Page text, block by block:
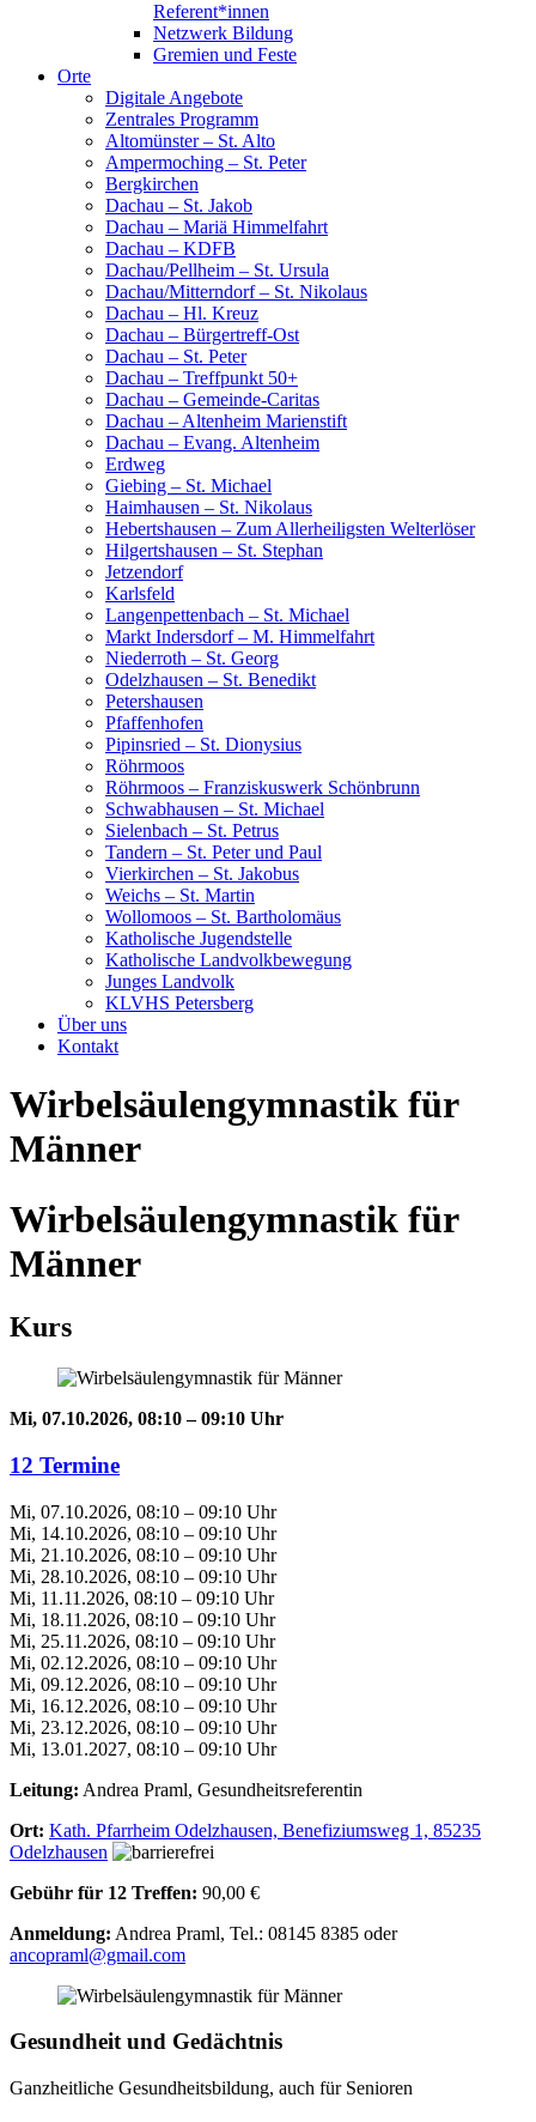
Referent*innen
Netzwerk Bildung
Gremien und Feste
Orte
Digitale Angebote
Zentrales Programm
Altomünster – St. Alto
Ampermoching – St. Peter
Bergkirchen
Dachau – St. Jakob
Dachau – Mariä Himmelfahrt
Dachau – KDFB
Dachau/Pellheim – St. Ursula
Dachau/Mitterndorf – St. Nikolaus
Dachau – Hl. Kreuz
Dachau – Bürgertreff-Ost
Dachau – St. Peter
Dachau – Treffpunkt 50+
Dachau – Gemeinde-Caritas
Dachau – Altenheim Marienstift
Dachau – Evang. Altenheim
Erdweg
Giebing – St. Michael
Haimhausen – St. Nikolaus
Hebertshausen – Zum Allerheiligsten Welterlöser
Hilgertshausen – St. Stephan
Jetzendorf
Karlsfeld
Langenpettenbach – St. Michael
Markt Indersdorf – M. Himmelfahrt
Niederroth – St. Georg
Odelzhausen – St. Benedikt
Petershausen
Pfaffenhofen
Pipinsried – St. Dionysius
Röhrmoos
Röhrmoos – Franziskuswerk Schönbrunn
Schwabhausen – St. Michael
Sielenbach – St. Petrus
Tandern – St. Peter und Paul
Vierkirchen – St. Jakobus
Weichs – St. Martin
Wollomoos – St. Bartholomäus
Katholische Jugendstelle
Katholische Landvolkbewegung
Junges Landvolk
KLVHS Petersberg
Über uns
Kontakt
Wirbelsäulengymnastik für
Männer
Wirbelsäulengymnastik für
Männer
Kurs
Mi, 07.10.2026, 08:10 – 09:10 Uhr
12 Termine
Mi, 07.10.2026, 08:10 – 09:10 Uhr
Mi, 14.10.2026, 08:10 – 09:10 Uhr
Mi, 21.10.2026, 08:10 – 09:10 Uhr
Mi, 28.10.2026, 08:10 – 09:10 Uhr
Mi, 11.11.2026, 08:10 – 09:10 Uhr
Mi, 18.11.2026, 08:10 – 09:10 Uhr
Mi, 25.11.2026, 08:10 – 09:10 Uhr
Mi, 02.12.2026, 08:10 – 09:10 Uhr
Mi, 09.12.2026, 08:10 – 09:10 Uhr
Mi, 16.12.2026, 08:10 – 09:10 Uhr
Mi, 23.12.2026, 08:10 – 09:10 Uhr
Mi, 13.01.2027, 08:10 – 09:10 Uhr
Leitung: Andrea Praml, Gesundheitsreferentin
Ort: Kath. Pfarrheim Odelzhausen, Benefiziumsweg 1, 85235
Odelzhausen
Gebühr für 12 Treffen: 90,00 €
Anmeldung: Andrea Praml, Tel.: 08145 8385 oder
ancopraml@gmail.com
Gesundheit und Gedächtnis
Ganzheitliche Gesundheitsbildung, auch für Senioren